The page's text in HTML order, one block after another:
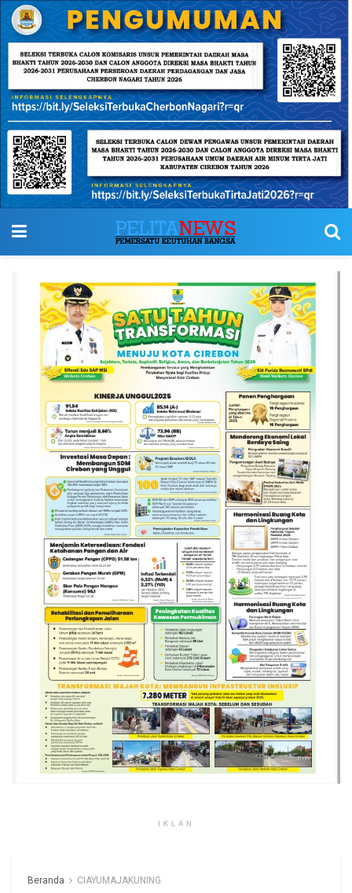
IKLAN
Beranda CIAYUMAJAKUNING